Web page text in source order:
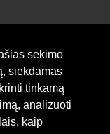
sekimo
siekdamas
tinkamą
analizuoti
kaip
sąrašas